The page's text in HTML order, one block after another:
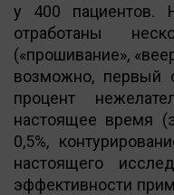
у 400
отработаны
(«прошивание»,
возможно, первый
процент
настоящее время
0,5%,
настоящего
эффективности